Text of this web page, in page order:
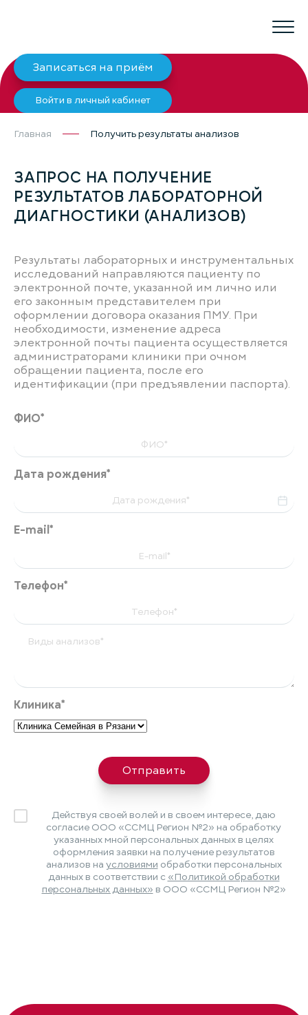
Записаться на приём
Войти в личный кабинет
Главная Получить результаты анализов
ЗАПРОС НА ПОЛУЧЕНИЕ
РЕЗУЛЬТАТОВ ЛАБОРАТОРНОЙ
ДИАГНОСТИКИ (АНАЛИЗОВ)
Результаты лабораторных и инструментальных
исследований направляются пациенту по
электронной почте, указанной им лично или
его законным представителем при
оформлении договора оказания ПМУ. При
необходимости, изменение адреса
электронной почты пациента осуществляется
администраторами клиники при очном
обращении пациента, после его
идентификации (при предъявлении паспорта).
ФИО*
Дата рождения*
E-mail*
Телефон*
Клиника*
Отправить
Действуя своей волей и в своем интересе, даю
согласие ООО «ССМЦ Регион №2» на обработку
указанных мной персональных данных в целях
оформления заявки на получение результатов
анализов на условиями обработки персональных
данных в соответствии с «Политикой обработки
персональных данных» в ООО «ССМЦ Регион №2»